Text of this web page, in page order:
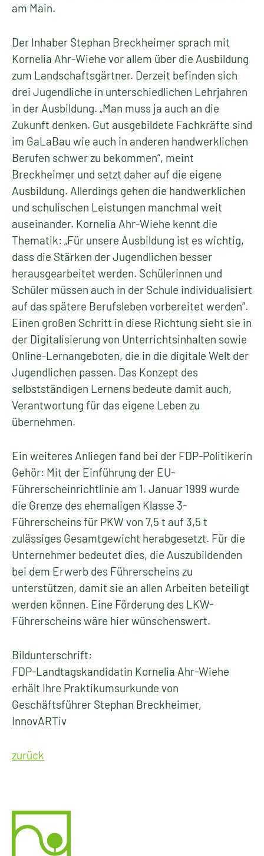
am Main.
Der Inhaber Stephan Breckheimer sprach mit
Kornelia Ahr-Wiehe vor allem über die Ausbildung
zum Landschaftsgärtner. Derzeit befinden sich
drei Jugendliche in unterschiedlichen Lehrjahren
in der Ausbildung. „Man muss ja auch an die
Zukunft denken. Gut ausgebildete Fachkräfte sind
im GaLaBau wie auch in anderen handwerklichen
Berufen schwer zu bekommen“, meint
Breckheimer und setzt daher auf die eigene
Ausbildung. Allerdings gehen die handwerklichen
und schulischen Leistungen manchmal weit
auseinander. Kornelia Ahr-Wiehe kennt die
Thematik: „Für unsere Ausbildung ist es wichtig,
dass die Stärken der Jugendlichen besser
herausgearbeitet werden. Schülerinnen und
Schüler müssen auch in der Schule individualisiert
auf das spätere Berufsleben vorbereitet werden“.
Einen großen Schritt in diese Richtung sieht sie in
der Digitalisierung von Unterrichtsinhalten sowie
Online-Lernangeboten, die in die digitale Welt der
Jugendlichen passen. Das Konzept des
selbstständigen Lernens bedeute damit auch,
Verantwortung für das eigene Leben zu
übernehmen.
Ein weiteres Anliegen fand bei der FDP-Politikerin
Gehör: Mit der Einführung der EU-
Führerscheinrichtlinie am 1. Januar 1999 wurde
die Grenze des ehemaligen Klasse 3-
Führerscheins für PKW von 7,5 t auf 3,5 t
zulässiges Gesamtgewicht herabgesetzt. Für die
Unternehmer bedeutet dies, die Auszubildenden
bei dem Erwerb des Führerscheins zu
unterstützen, damit sie an allen Arbeiten beteiligt
werden können. Eine Förderung des LKW-
Führerscheins wäre hier wünschenswert.
Bildunterschrift:
FDP-Landtagskandidatin Kornelia Ahr-Wiehe
erhält Ihre Praktikumsurkunde von
Geschäftsführer Stephan Breckheimer,
InnovARTiv
zurück